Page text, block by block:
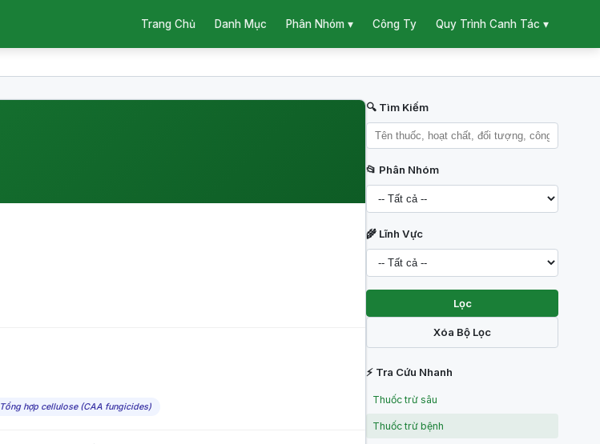
Trang Chủ Danh Mục Phân Nhóm ▾ Công Ty Quy Trình Canh Tác ▾
Tổng hợp cellulose (CAA fungicides)
🔍 Tìm Kiếm
📂 Phân Nhóm
🌾 Lĩnh Vực
Lọc
Xóa Bộ Lọc
⚡ Tra Cứu Nhanh
Thuốc trừ sâu
Thuốc trừ bệnh